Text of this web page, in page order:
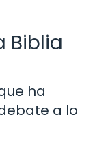
Biblia
ha
a lo